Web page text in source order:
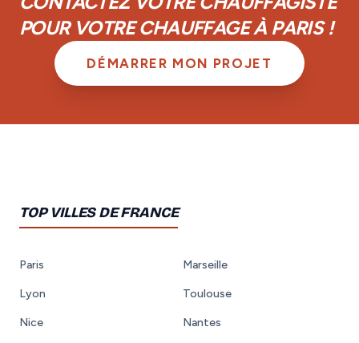
POUR VOTRE CHAUFFAGE À PARIS !
DÉMARRER MON PROJET
TOP VILLES DE FRANCE
Paris Marseille
Lyon Toulouse
Nice Nantes